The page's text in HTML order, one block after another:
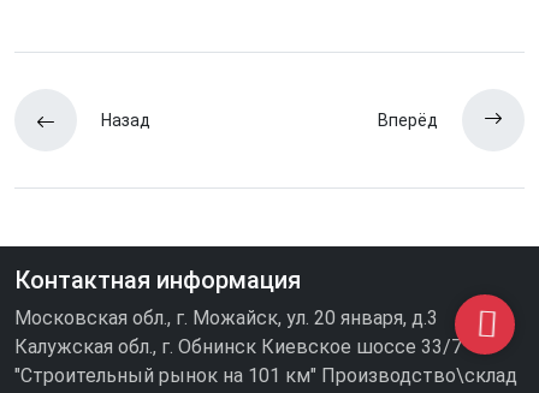
Назад Вперёд
Контактная информация
Московская обл., г. Можайск, ул. 20 января, д.3
Калужская обл., г. Обнинск Киевское шоссе 33/7
"Строительный рынок на 101 км" Производство\склад